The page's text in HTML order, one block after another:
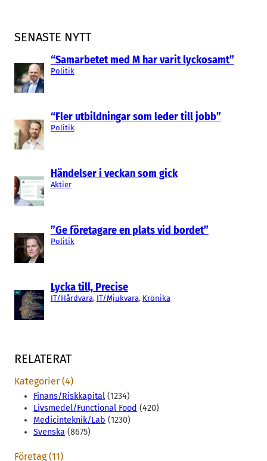
SENASTE NYTT
“Samarbetet med M har varit lyckosamt”
Politik
“Fler utbildningar som leder till jobb”
Politik
Händelser i veckan som gick
Aktier
”Ge företagare en plats vid bordet”
Politik
Lycka till, Precise
IT/Hårdvara, IT/Mjukvara, Krönika
RELATERAT
Kategorier (4)
Finans/Riskkapital (1234)
Livsmedel/Functional Food (420)
Medicinteknik/Lab (1230)
Svenska (8675)
Företag (11)